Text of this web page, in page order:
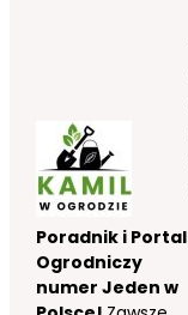
Poradnik i Portal
Ogrodniczy
numer Jeden w